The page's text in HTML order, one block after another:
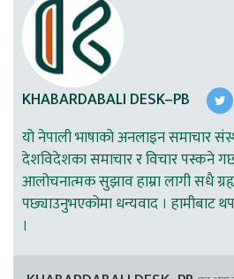
KHABARDABALI DESK–PB
यो नेपाली भाषाको अनलाइन समाचार
देशविदेशका समाचार र विचार पस्कने
आलोचनात्मक सुझाव हाम्रा लागी सधै
पछ्याउनुभएकोमा धन्यवाद । हामीबाट
।